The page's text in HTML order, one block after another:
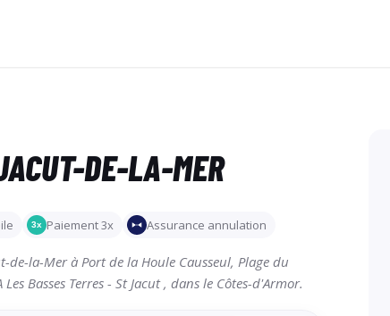
DE-LA-MER
3x Paiement 3x Assurance annulation
la-Mer à Port de la Houle Causseul, Plage du
Basses Terres - St Jacut , dans le Côtes-d'Armor.